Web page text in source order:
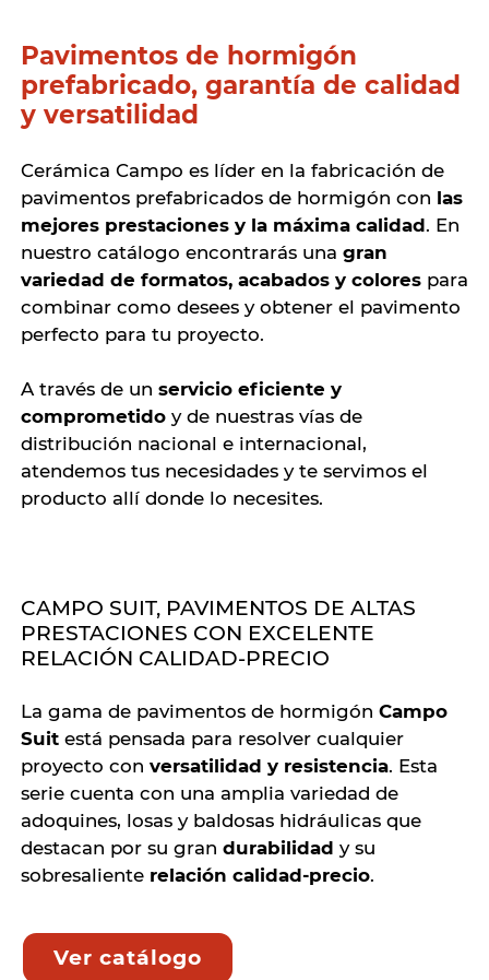
Pavimentos de hormigón
prefabricado, garantía de calidad
y versatilidad
Cerámica Campo es líder en la fabricación de
pavimentos prefabricados de hormigón con las
mejores prestaciones y la máxima calidad. En
nuestro catálogo encontrarás una gran
variedad de formatos, acabados y colorespara
combinar como desees y obtener el pavimento
perfecto para tu proyecto.
A través de un servicio eficiente y
comprometidoy de nuestras vías de
distribución nacional e internacional,
atendemos tus necesidades y te servimos el
producto allí donde lo necesites.
CAMPO SUIT, PAVIMENTOS DE ALTAS
PRESTACIONES CON EXCELENTE
RELACIÓN CALIDAD-PRECIO
La gama de pavimentos de hormigón Campo
Suitestá pensada para resolver cualquier
proyecto con versatilidad y resistencia. Esta
serie cuenta con una amplia variedad de
adoquines, losas y baldosas hidráulicas que
destacan por su gran durabilidad y su
sobresalienterelación calidad-precio.
Ver catálogo